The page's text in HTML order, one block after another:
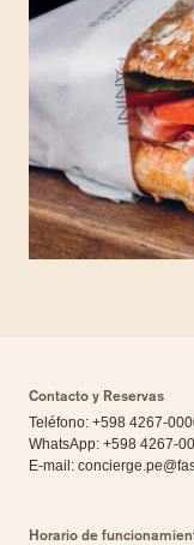
Contacto y Reservas
Teléfono: +598 4267-
WhatsApp: +598 4267-
E-mail:
Horario de